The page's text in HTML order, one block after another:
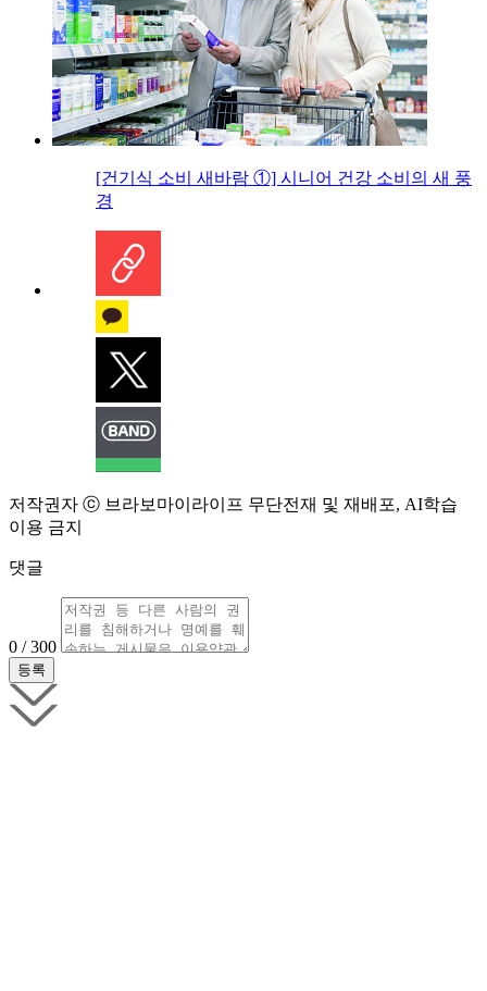
[건기식 소비 새바람 ①] 시니어 건강 소비의 새 풍
경
저작권자 ⓒ 브라보마이라이프 무단전재 및 재배포, AI학습
이용 금지
댓글
0 / 300